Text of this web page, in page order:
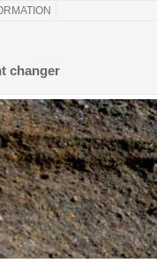
changer